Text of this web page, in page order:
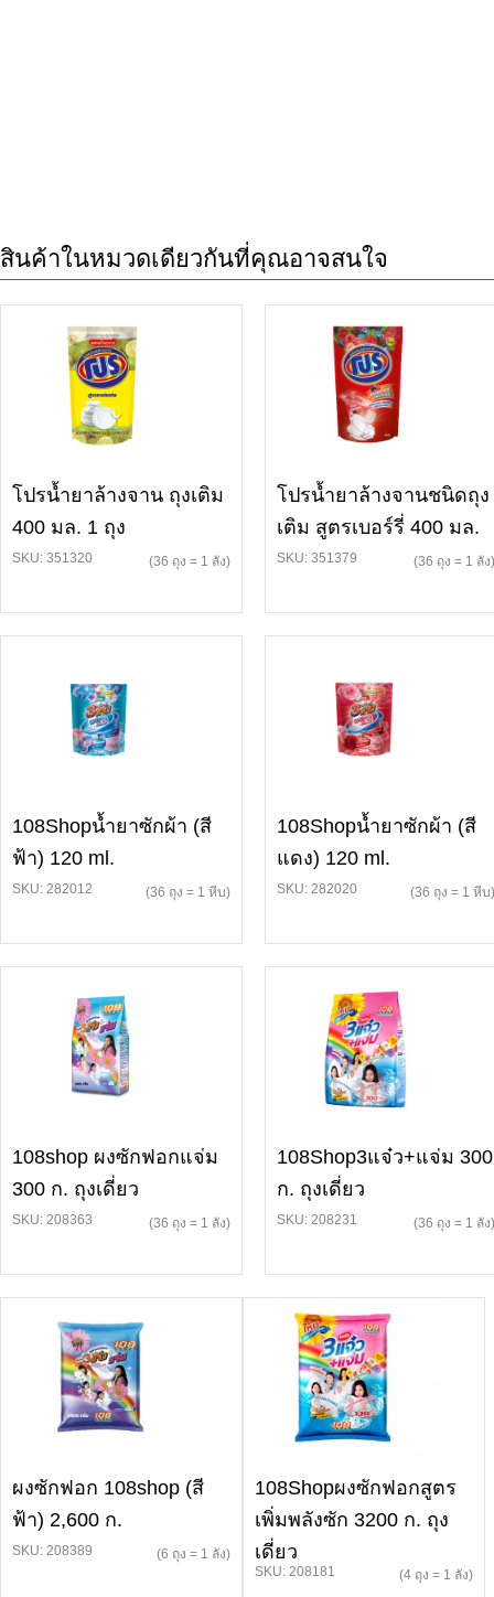
สินค้าในหมวดเดียวกันที่คุณอาจสนใจ
โปรน้ำยาล้างจาน ถุงเติม
400 มล. 1 ถุง
SKU: 351320 (36 ถุง = 1 ลัง)
โปรน้ำยาล้างจานชนิดถุง
เติม สูตรเบอร์รี่ 400 มล.
SKU: 351379 (36 ถุง = 1 ลัง)
108Shopน้ำยาซักผ้า (สี
ฟ้า) 120 ml.
SKU: 282012 (36 ถุง = 1 หีบ)
108Shopน้ำยาซักผ้า (สี
แดง) 120 ml.
SKU: 282020 (36 ถุง = 1 หีบ)
108shop ผงซักฟอกแจ่ม
300 ก. ถุงเดี่ยว
SKU: 208363 (36 ถุง = 1 ลัง)
108Shop3แจ๋ว+แจ่ม 300
ก. ถุงเดี่ยว
SKU: 208231 (36 ถุง = 1 ลัง)
ผงซักฟอก 108shop (สี
ฟ้า) 2,600 ก.
SKU: 208389 (6 ถุง = 1 ลัง)
108Shopผงซักฟอกสูตร
เพิ่มพลังซัก 3200 ก. ถุง
เดี่ยว
SKU: 208181 (4 ถุง = 1 ลัง)